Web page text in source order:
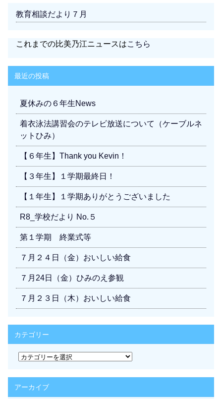
教育相談だより７月
これまでの比美乃江ニュースはこちら
最近の投稿
夏休みの６年生News
着衣泳法講習会のテレビ放送について（ケーブルネ
ットひみ）
【６年生】Thank you Kevin！
【３年生】１学期最終日！
【１年生】１学期ありがとうございました
R8_学校だより No.５
第１学期 終業式等
７月２４日（金）おいしい給食
７月24日（金）ひみのえ参観
７月２３日（木）おいしい給食
カテゴリー
カ
テ
リ
ー
アーカイブ